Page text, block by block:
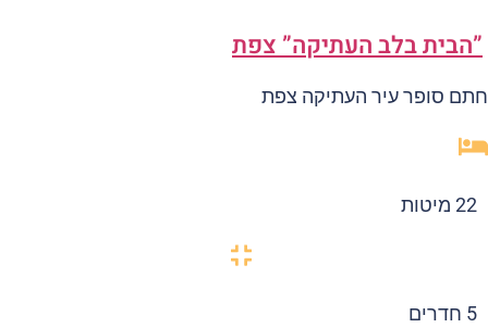
בלב העתיקה” צפת
סופר עיר העתיקה צפת
22 מיטות